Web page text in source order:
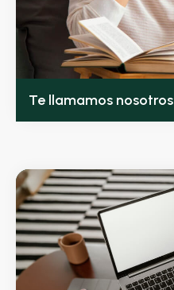
Te llamamos nosotros